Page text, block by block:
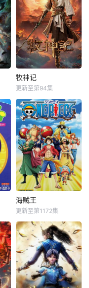
牧神记
更新至第94集
海贼王
更新至第1172集